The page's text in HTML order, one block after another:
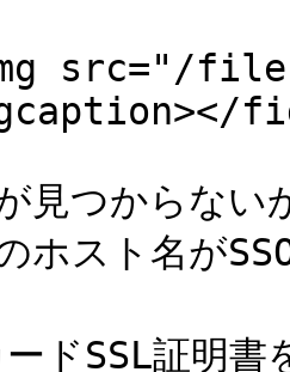
src="/files/
見つからない
ホスト名が